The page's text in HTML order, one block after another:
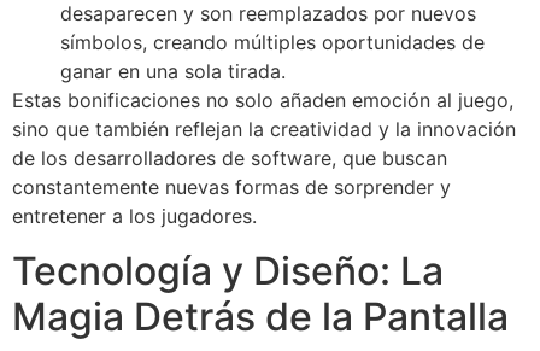
desaparecen y son reemplazados por nuevos
símbolos, creando múltiples oportunidades de
ganar en una sola tirada.
Estas bonificaciones no solo añaden emoción al juego,
sino que también reflejan la creatividad y la innovación
de los desarrolladores de software, que buscan
constantemente nuevas formas de sorprender y
entretener a los jugadores.
Tecnología y Diseño: La
Magia Detrás de la Pantalla